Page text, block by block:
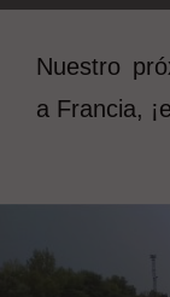
Nuestro
a Francia,